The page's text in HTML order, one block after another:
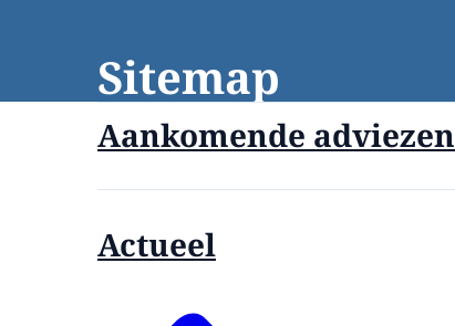
Sitemap
Aankomende adviezen
Actueel